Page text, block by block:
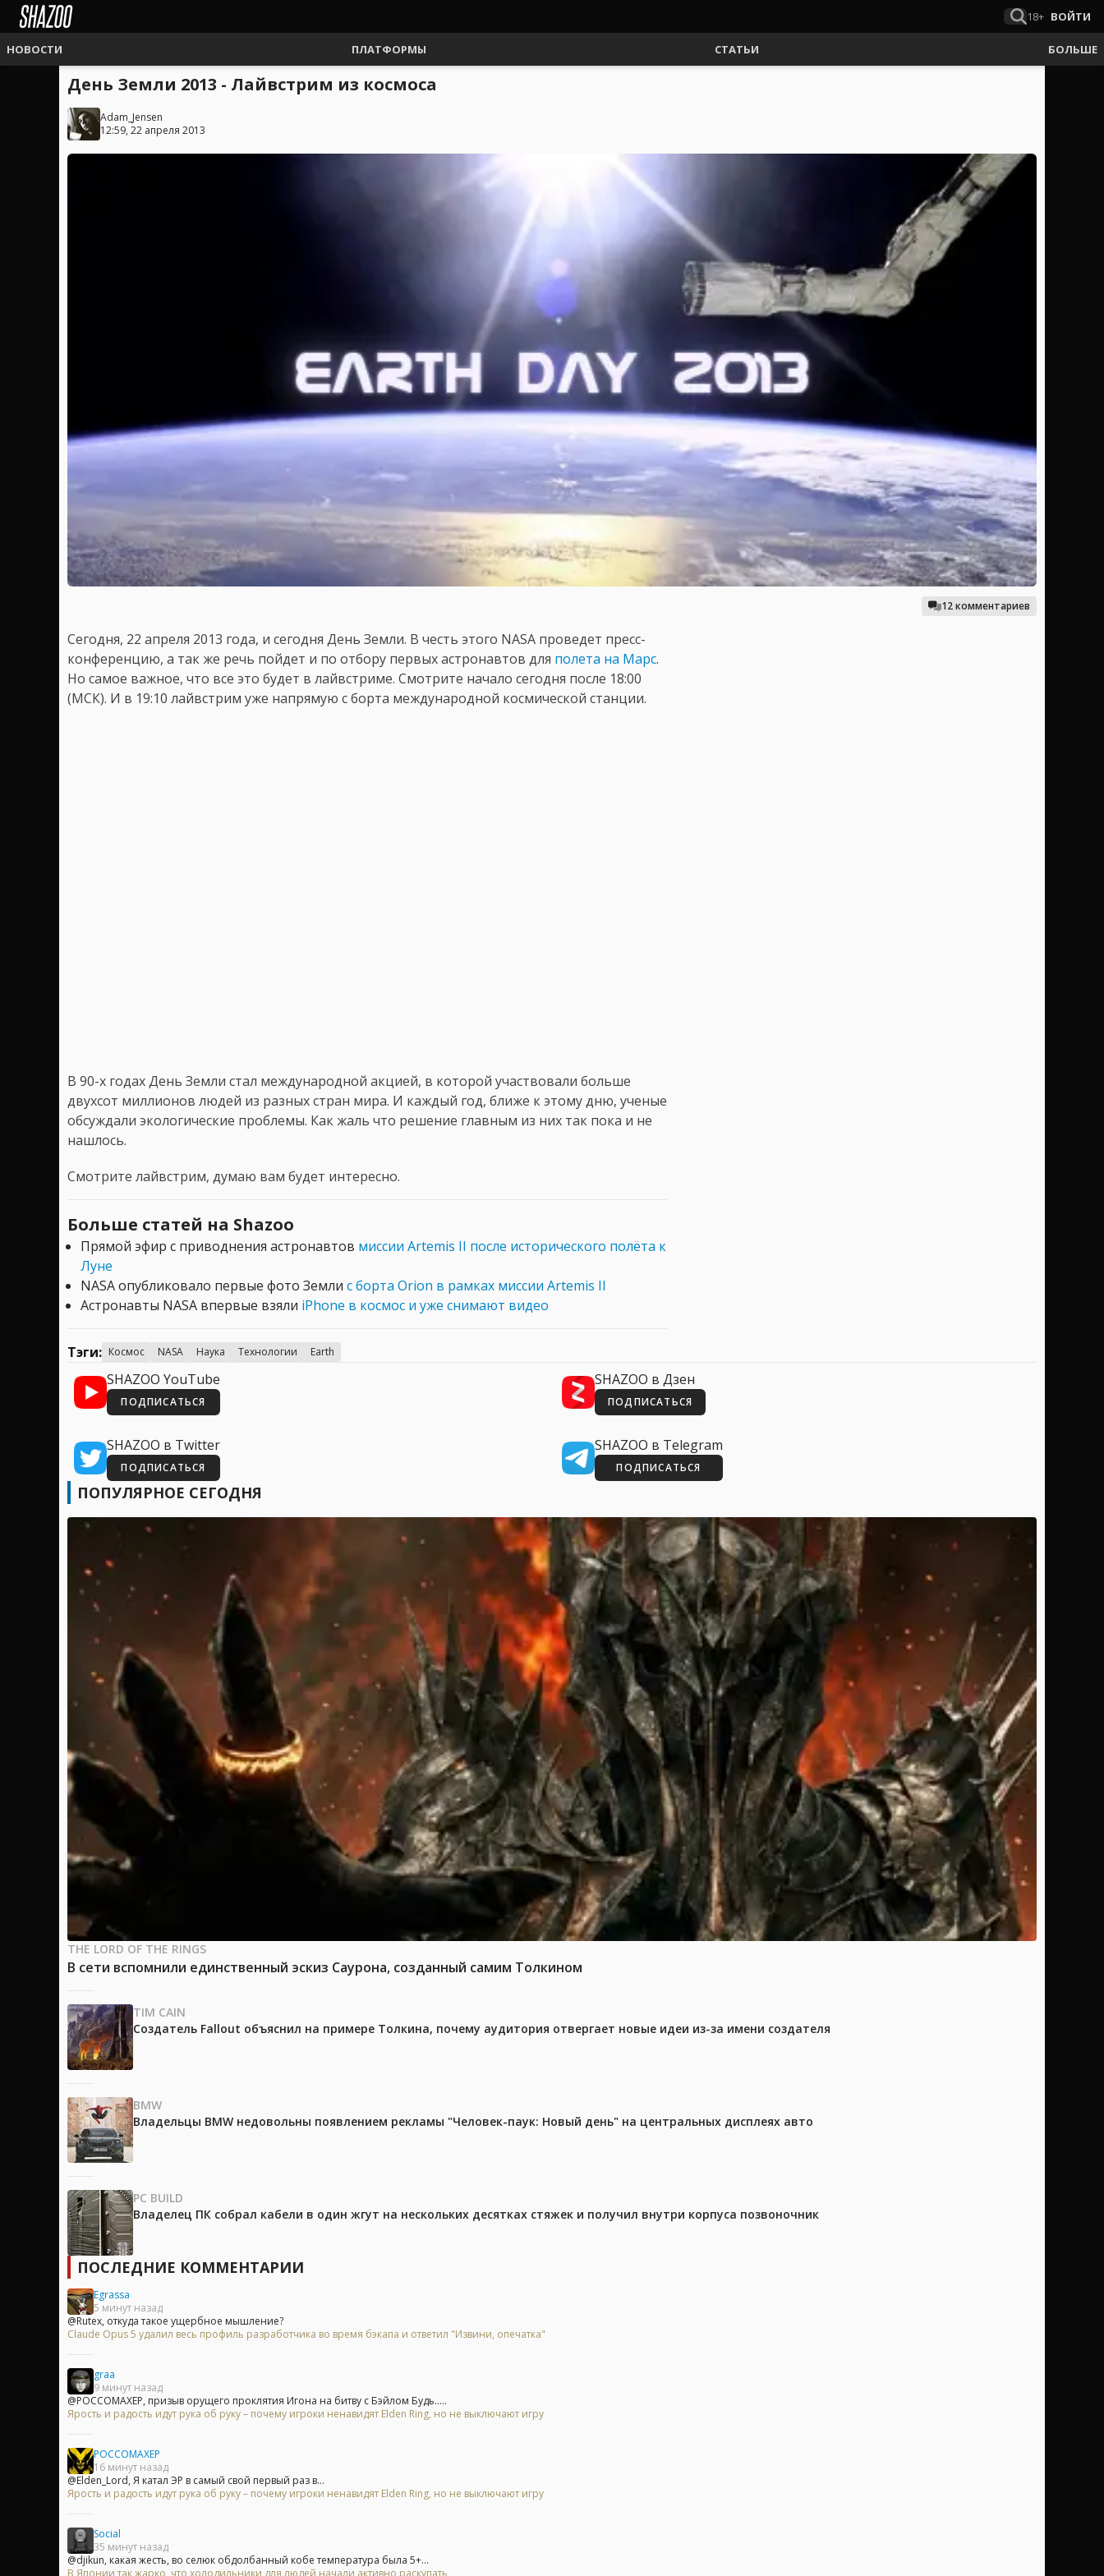
18+ ВОЙТИ
НОВОСТИ ПЛАТФОРМЫ СТАТЬИ БОЛЬШЕ
День Земли 2013 - Лайвстрим из космоса
Adam_Jensen
12:59, 22 апреля 2013
12 комментариев
Сегодня, 22 апреля 2013 года, и сегодня День Земли. В честь этого NASA проведет пресс-
конференцию, а так же речь пойдет и по отбору первых астронавтов для полета на Марс.
Но самое важное, что все это будет в лайвстриме. Смотрите начало сегодня после 18:00
(МСК). И в 19:10 лайвстрим уже напрямую с борта международной космической станции.
В 90-х годах День Земли стал международной акцией, в которой участвовали больше
двухсот миллионов людей из разных стран мира. И каждый год, ближе к этому дню, ученые
обсуждали экологические проблемы. Как жаль что решение главным из них так пока и не
нашлось.
Смотрите лайвстрим, думаю вам будет интересно.
Больше статей на Shazoo
Прямой эфир с приводнения астронавтов миссии Artemis II после исторического полёта к
Луне
NASA опубликовало первые фото Земли с борта Orion в рамках миссии Artemis II
Астронавты NASA впервые взяли iPhone в космос и уже снимают видео
Тэги: Космос NASA Наука Технологии Earth
SHAZOO YouTube
ПОДПИСАТЬСЯ
SHAZOO в Дзен
ПОДПИСАТЬСЯ
SHAZOO в Twitter
ПОДПИСАТЬСЯ
SHAZOO в Telegram
ПОДПИСАТЬСЯ
ПОПУЛЯРНОЕ СЕГОДНЯ
THE LORD OF THE RINGS
В сети вспомнили единственный эскиз Саурона, созданный самим Толкином
TIM CAIN
Создатель Fallout объяснил на примере Толкина, почему аудитория отвергает новые идеи из-за имени создателя
BMW
Владельцы BMW недовольны появлением рекламы "Человек-паук: Новый день" на центральных дисплеях авто
PC BUILD
Владелец ПК собрал кабели в один жгут на нескольких десятках стяжек и получил внутри корпуса позвоночник
ПОСЛЕДНИЕ КОММЕНТАРИИ
Egrassa
5 минут назад
@Rutex, откуда такое ущербное мышление?
Claude Opus 5 удалил весь профиль разработчика во время бэкапа и ответил "Извини, опечатка"
graa
9 минут назад
@POCCOMAXEP, призыв орущего проклятия Игона на битву с Бэйлом Будь.....
Ярость и радость идут рука об руку – почему игроки ненавидят Elden Ring, но не выключают игру
POCCOMAXEP
16 минут назад
@Elden_Lord, Я катал ЭР в самый свой первый раз в...
Ярость и радость идут рука об руку – почему игроки ненавидят Elden Ring, но не выключают игру
Social
35 минут назад
@djikun, какая жесть, во селюк обдолбанный кобе температура была 5+...
В Японии так жарко, что холодильники для людей начали активно раскупать